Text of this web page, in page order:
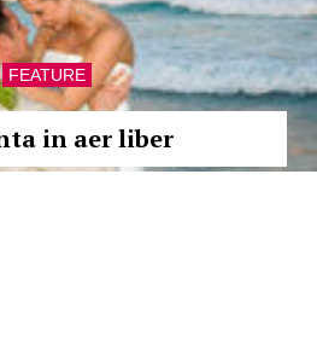
FEATURE
in aer liber